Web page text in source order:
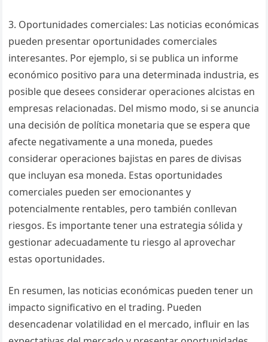
3. Oportunidades comerciales: Las noticias económicas
pueden presentar oportunidades comerciales
interesantes. Por ejemplo, si se publica un informe
económico positivo para una determinada industria, es
posible que desees considerar operaciones alcistas en
empresas relacionadas. Del mismo modo, si se anuncia
una decisión de política monetaria que se espera que
afecte negativamente a una moneda, puedes
considerar operaciones bajistas en pares de divisas
que incluyan esa moneda. Estas oportunidades
comerciales pueden ser emocionantes y
potencialmente rentables, pero también conllevan
riesgos. Es importante tener una estrategia sólida y
gestionar adecuadamente tu riesgo al aprovechar
estas oportunidades.
En resumen, las noticias económicas pueden tener un
impacto significativo en el trading. Pueden
desencadenar volatilidad en el mercado, influir en las